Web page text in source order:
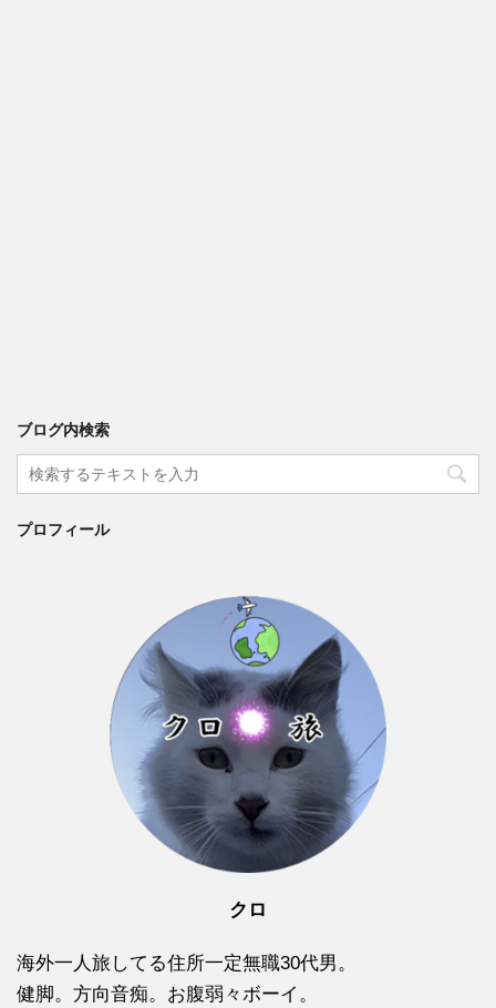
ブログ内検索
プロフィール
クロ
海外一人旅してる住所一定無職30代男。
健脚。方向音痴。お腹弱々ボーイ。